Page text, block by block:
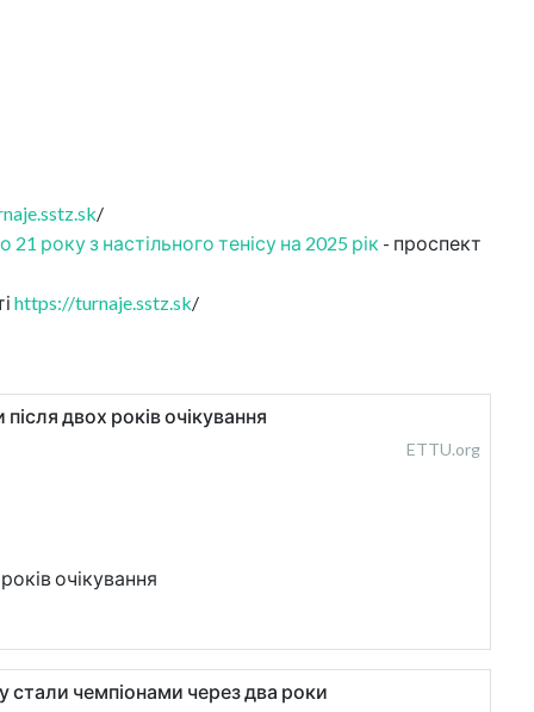
/
року з настільного тенісу на 2025 рік - проспект
https://turnaje.sstz.sk/
двох років очікування
ETTU.org
очікування
стали чемпіонами через два роки